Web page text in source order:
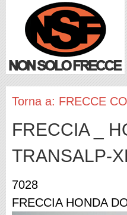
Torna a: FRECCE
FRECCIA _
TRANSALP-
7028
FRECCIA HONDA